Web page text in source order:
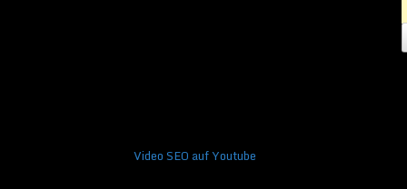
Video SEO auf Youtube